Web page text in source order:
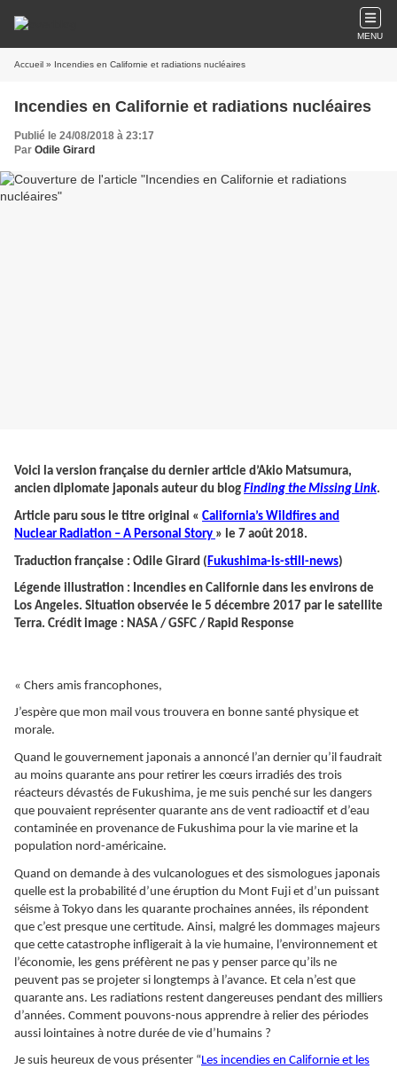
MENU
Accueil » Incendies en Californie et radiations nucléaires
Incendies en Californie et radiations nucléaires
Publié le 24/08/2018 à 23:17
Par Odile Girard
Voici la version française du dernier article d’Akio Matsumura,
ancien diplomate japonais auteur du blog Finding the Missing Link.
Article paru sous le titre original « California’s Wildfires and
Nuclear Radiation – A Personal Story » le 7 août 2018.
Traduction française : Odile Girard ( Fukushima-is-still-news)
Légende illustration : Incendies en Californie dans les environs de
Los Angeles. Situation observée le 5 décembre 2017 par le satellite
Terra. Crédit image : NASA / GSFC / Rapid Response
« Chers amis francophones,
J’espère que mon mail vous trouvera en bonne santé physique et
morale.
Quand le gouvernement japonais a annoncé l’an dernier qu’il faudrait
au moins quarante ans pour retirer les cœurs irradiés des trois
réacteurs dévastés de Fukushima, je me suis penché sur les dangers
que pouvaient représenter quarante ans de vent radioactif et d’eau
contaminée en provenance de Fukushima pour la vie marine et la
population nord-américaine.
Quand on demande à des vulcanologues et des sismologues japonais
quelle est la probabilité d’une éruption du Mont Fuji et d’un puissant
séisme à Tokyo dans les quarante prochaines années, ils répondent
que c’est presque une certitude. Ainsi, malgré les dommages majeurs
que cette catastrophe infligerait à la vie humaine, l’environnement et
l’économie, les gens préfèrent ne pas y penser parce qu’ils ne
peuvent pas se projeter si longtemps à l’avance. Et cela n’est que
quarante ans. Les radiations restent dangereuses pendant des milliers
d’années. Comment pouvons-nous apprendre à relier des périodes
aussi lointaines à notre durée de vie d’humains ?
Je suis heureux de vous présenter “Les incendies en Californie et les